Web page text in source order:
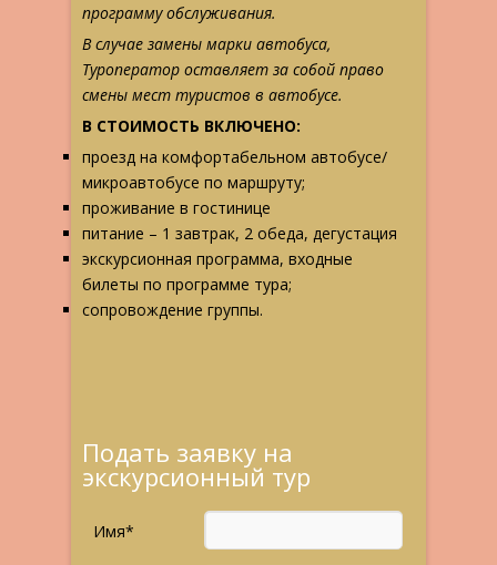
программу обслуживания.
В случае замены марки автобуса,
Туроператор оставляет за собой право
смены мест туристов в автобусе.
В СТОИМОСТЬ ВКЛЮЧЕНО:
проезд на комфортабельном автобусе/
микроавтобусе по маршруту;
проживание в гостинице
питание – 1 завтрак, 2 обеда, дегустация
экскурсионная программа, входные
билеты по программе тура;
сопровождение группы.
Подать заявку на
экскурсионный тур
Имя*